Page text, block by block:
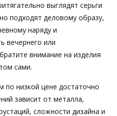
выглядят серьги
подходят деловому образу,
наряду и
вечернего или
внимание на изделия
сами.
по низкой цене достаточно
зависит от металла,
сложности дизайна и